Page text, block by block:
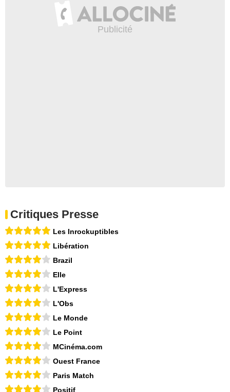
Critiques Presse
Les Inrockuptibles
Libération
Brazil
Elle
L'Express
L'Obs
Le Monde
Le Point
MCinéma.com
Ouest France
Paris Match
Positif